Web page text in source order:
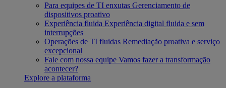
Para equipes de TI enxutas Gerenciamento de
dispositivos proativo
Experiência fluida Experiência digital fluida e sem
interrupções
Operações de TI fluidas Remediação proativa e serviço
excepcional
Fale com nossa equipe Vamos fazer a transformação
acontecer?
Explore a plataforma